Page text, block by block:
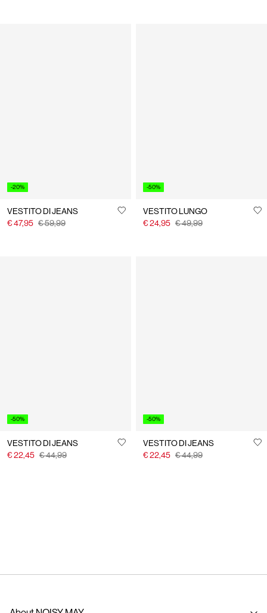
-20%
VESTITO DI JEANS
€ 47,95 € 59,99
-50%
VESTITO LUNGO
€ 24,95 € 49,99
-50%
VESTITO DI JEANS
€ 22,45 € 44,99
-50%
VESTITO DI JEANS
€ 22,45 € 44,99